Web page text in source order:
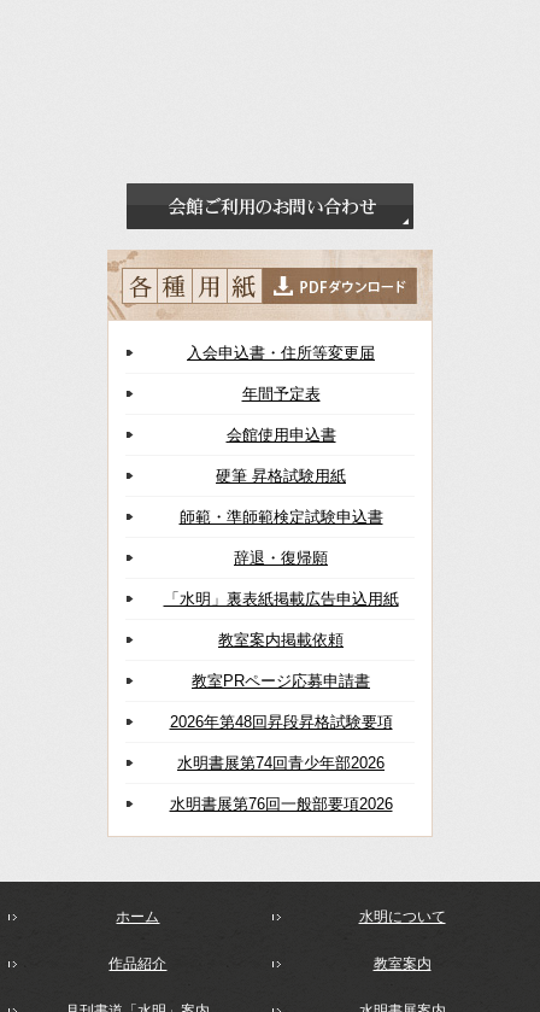
入会申込書・住所等変更届
年間予定表
会館使用申込書
硬筆 昇格試験用紙
師範・準師範検定試験申込書
辞退・復帰願
「水明」裏表紙掲載広告申込用紙
教室案内掲載依頼
教室PRページ応募申請書
2026年第48回昇段昇格試験要項
水明書展第74回青少年部2026
水明書展第76回一般部要項2026
ホーム 水明について
作品紹介 教室案内